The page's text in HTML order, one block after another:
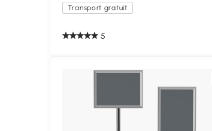
Transport gratuit
5